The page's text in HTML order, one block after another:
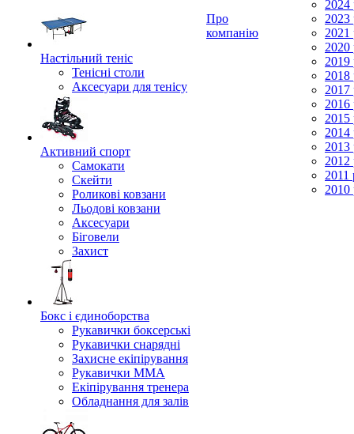
Настільний теніс
Тенісні столи
Аксесуари для тенісу
Активний спорт
Самокати
Скейти
Роликові ковзани
Льодові ковзани
Аксесуари
Біговели
Захист
Бокс і єдиноборства
Рукавички боксерські
Рукавички снарядні
Захисне екіпірування
Рукавички ММА
Екіпірування тренера
Обладнання для залів
Про
компанію
2024
2023
2021
2020
2019
2018
2017
2016
2015
2014
2013
2012
2011
2010